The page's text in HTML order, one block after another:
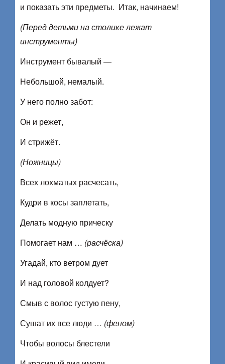
и показать эти предметы. Итак, начинаем!
(Перед детьми на столике лежат
инструменты)
Инструмент бывалый —
Небольшой, немалый.
У него полно забот:
Он и режет,
И стрижёт.
(Ножницы)
Всех лохматых расчесать,
Кудри в косы заплетать,
Делать модную прическу
Помогает нам … (расчёска)
Угадай, кто ветром дует
И над головой колдует?
Смыв с волос густую пену,
Сушат их все люди … (феном)
Чтобы волосы блестели